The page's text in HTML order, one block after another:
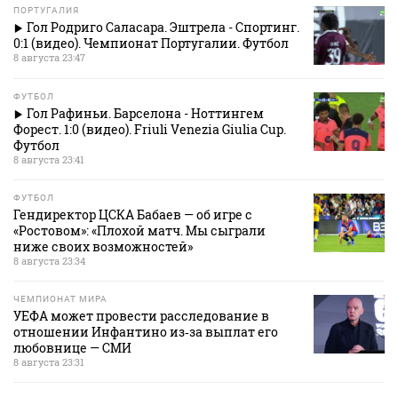
ПОРТУГАЛИЯ
Гол Родриго Саласара. Эштрела - Спортинг.
0:1 (видео). Чемпионат Португалии. Футбол
8 августа 23:47
ФУТБОЛ
Гол Рафиньи. Барселона - Ноттингем
Форест. 1:0 (видео). Friuli Venezia Giulia Cup.
Футбол
8 августа 23:41
ФУТБОЛ
Гендиректор ЦСКА Бабаев — об игре с
«Ростовом»: «Плохой матч. Мы сыграли
ниже своих возможностей»
8 августа 23:34
ЧЕМПИОНАТ МИРА
УЕФА может провести расследование в
отношении Инфантино из‑за выплат его
любовнице — СМИ
8 августа 23:31